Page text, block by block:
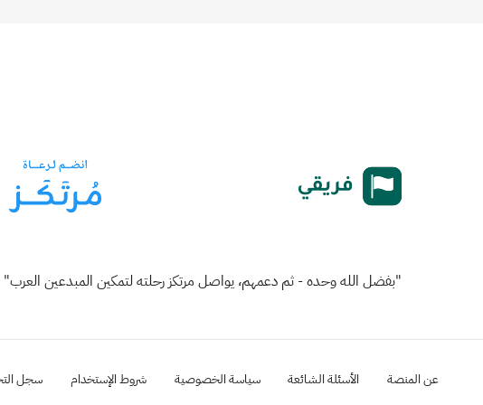
"بفضل الله وحده - ثم دعمهم، يواصل مرتكز رحلته لتمكين المبدعين العرب"
عن المنصة الأسئلة الشائعة سياسة الخصوصية شروط الإستخدام
سجل